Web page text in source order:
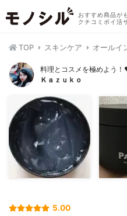
おすすめ商品が
クチコミポイ活
TOP スキンケア オールイ
料理とコスメを極めよう
Ｋａｚｕｋｏ
5.00